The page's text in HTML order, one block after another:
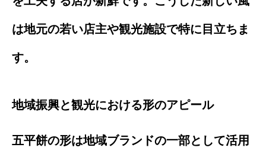
は地元の若い店主や観光施設で特に目立ちま
す。
地域振興と観光における形のアピール
五平餅の形は地域ブランドの一部として活用